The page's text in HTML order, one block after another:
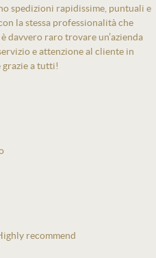
spedizioni rapidissime, puntuali e
la stessa professionalità che
davvero raro trovare un’azienda
e attenzione al cliente in
grazie a tutti!
recommend